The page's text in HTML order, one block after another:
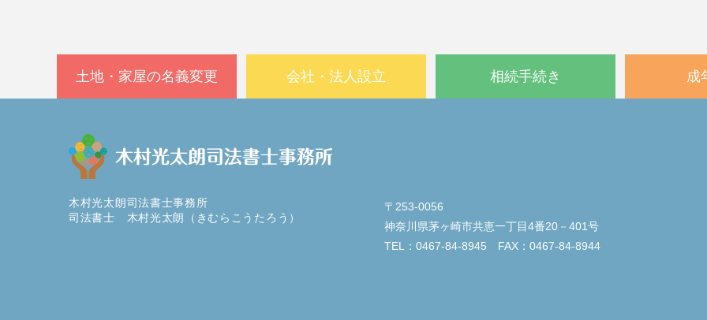
土地・家屋の名義変更 会社・法人設立 相続手続き 成
木村光太朗司法書士事務所
司法書士 木村光太朗（きむらこうたろう）
〒253-0056
神奈川県茅ヶ崎市共恵一丁目4番20－401号
TEL：0467-84-8945 FAX：0467-84-8944